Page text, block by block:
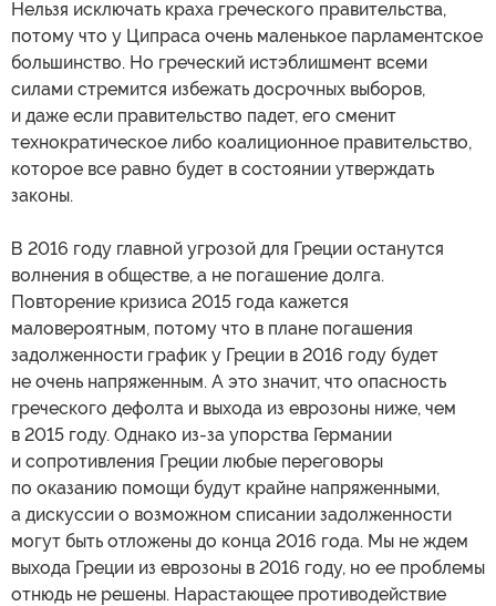
Нельзя исключать краха греческого правительства,
потому что у Ципраса очень маленькое парламентское
большинство. Но греческий истэблишмент всеми
силами стремится избежать досрочных выборов,
и даже если правительство падет, его сменит
технократическое либо коалиционное правительство,
которое все равно будет в состоянии утверждать
законы.
В 2016 году главной угрозой для Греции останутся
волнения в обществе, а не погашение долга.
Повторение кризиса 2015 года кажется
маловероятным, потому что в плане погашения
задолженности график у Греции в 2016 году будет
не очень напряженным. А это значит, что опасность
греческого дефолта и выхода из еврозоны ниже, чем
в 2015 году. Однако из-за упорства Германии
и сопротивления Греции любые переговоры
по оказанию помощи будут крайне напряженными,
а дискуссии о возможном списании задолженности
могут быть отложены до конца 2016 года. Мы не ждем
выхода Греции из еврозоны в 2016 году, но ее проблемы
отнюдь не решены. Нарастающее противодействие